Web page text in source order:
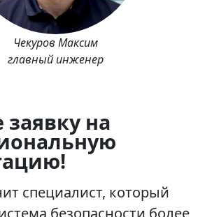
Чекуров Максим
главный инженер
заявку на
специалист, который